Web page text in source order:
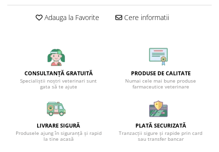
Adauga la Favorite Cere informatii
CONSULTANȚĂ GRATUITĂ
Specialiștii noștri veterinari sunt
gata să te ajute
PRODUSE DE CALITATE
Numai cele mai bune produse
farmaceutice veterinare
LIVRARE SIGURĂ
Produsele ajung în siguranță și rapid
la tine acasă
PLATĂ SECURIZATĂ
Tranzacții sigure și rapide prin card
sau transfer bancar